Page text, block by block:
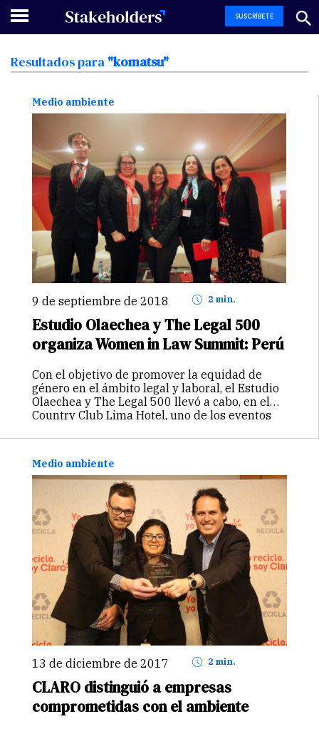
SUSCRÍBETE
Resultadospara "komatsu"
Medio ambiente
9 de septiembre de 2018 2 min.
Estudio Olaechea y The Legal 500
organiza Women in Law Summit: Perú
Con el objetivo de promover la equidad de
género en el ámbito legal y laboral, el Estudio
Olaechea y The Legal 500 llevó a cabo, en el
Country Club Lima Hotel, uno de los eventos
Medio ambiente
13 de diciembre de 2017 2 min.
CLARO distinguió a empresas
comprometidas con el ambiente